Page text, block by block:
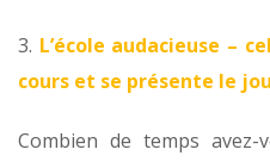
3. L’école audacieuse –
cours et se présente le
Combien de temps